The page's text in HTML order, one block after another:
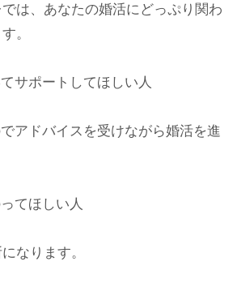
は、あなたの婚活にどっぷり関わ
。
サポートしてほしい人
アドバイスを受けながら婚活を進
てほしい人
なります。